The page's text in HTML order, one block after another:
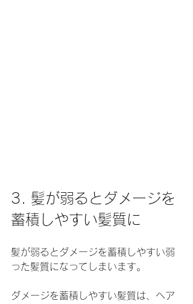
3. 髪が弱るとダメージを
蓄積しやすい髪質に
髪が弱るとダメージを蓄積しやすい弱
った髪質になってしまいます。
ダメージを蓄積しやすい髪質は、ヘア